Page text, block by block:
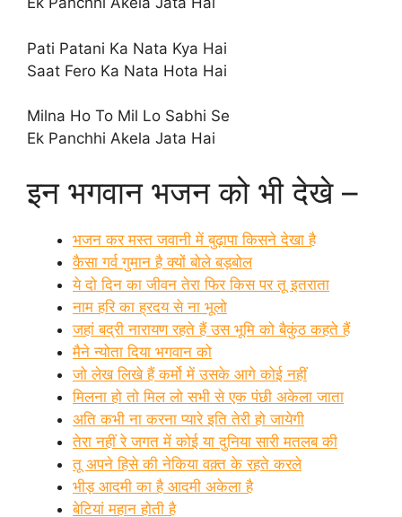
Pati Patani Ka Nata Kya Hai
Saat Fero Ka Nata Hota Hai
Milna Ho To Mil Lo Sabhi Se
Ek Panchhi Akela Jata Hai
इन भगवान भजन को भी देखे –
भजन कर मस्त जवानी में बुढ़ापा किसने देखा है
कैसा गर्व गुमान है क्यों बोले बड़बोल
ये दो दिन का जीवन तेरा फिर किस पर तू इतराता
नाम हरि का ह्रदय से ना भूलो
जहां बद्री नारायण रहते हैं उस भूमि को बैकुंठ कहते हैं
मैने न्योता दिया भगवान को
जो लेख लिखे हैं कर्मो में उसके आगे कोई नहीं
मिलना हो तो मिल लो सभी से एक पंछी अकेला जाता
अति कभी ना करना प्यारे इति तेरी हो जायेगी
तेरा नहीं रे जगत में कोई या दुनिया सारी मतलब की
तू अपने हिसे की नेकिया वक़्त के रहते करले
भीड़ आदमी का है आदमी अकेला है
बेटियां महान होती है